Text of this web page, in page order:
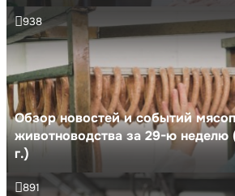
Обзор новостей и событий
животноводства за 29-ю неделю
г.)
938
891